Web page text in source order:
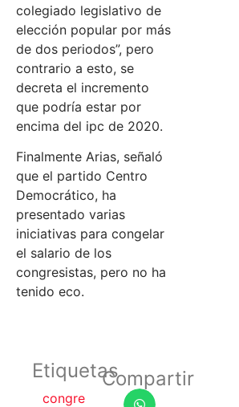
colegiado legislativo de
elección popular por más
de dos periodos”, pero
contrario a esto, se
decreta el incremento
que podría estar por
encima del ipc de 2020.
Finalmente Arias, señaló
que el partido Centro
Democrático, ha
presentado varias
iniciativas para congelar
el salario de los
congresistas, pero no ha
tenido eco.
Etiquetas
congre
Compartir